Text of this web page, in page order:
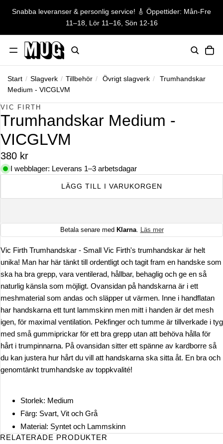
Snabba leveranser & personlig service! 🎸 Öppettider: Mån-Fre
11–18, Lör 11–16, Sön 12-16Snabba leveranser & personlig
Start / Slagverk / Tillbehör / Övrigt slagverk /
Trumhandskar
Medium - VICGLVM
HOPPA TILL PRODUKTINFORMATION
VIC FIRTH
Trumhandskar Medium -
VICGLVM
380 kr
I webblager: Leverans 1–3 arbetsdagar
LÄGG TILL I VARUKORGEN
Betala senare med Klarna. Läs mer
Vic Firth Trumhandskar - Small Vic Firth's trumhandskar är helt
unika! Man har här tänkt till ordentligt och tagit fram en handske som
ska ha bra grepp, vara ventilerad, hållbar, behaglig och ge en så
naturlig känsla som möjligt. Ovansidan på handskarna är i ett
meshmaterial som andas och släpper ut värmen. Inne i handflatan
har handskarna ett tunt lammskinn men mitt i handen är det mesh
igen, för maximal ventilation. Pekfinger och tumme är tillverkade i tyg
med små gummiprickar för ett bra grepp utan att behöva hålla för
hårt i trumpinnarna. På ovansidan sitter ett spänne av kardborre så
du kan justera hur hårt du vill att handskarna ska sitta åt. En bra och
genomtänkt trumhandske av toppkvalité!
Storlek: Medium
Färg: Svart, Vit och Grå
Material: Syntet och Lammskinn
RELATERADE PRODUKTER